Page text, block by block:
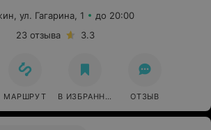
ул. Гагарина, 1
до 20:00
23 отзыва
3.3
МАРШРУТ В ИЗБРАННОЕ ОТЗЫВ